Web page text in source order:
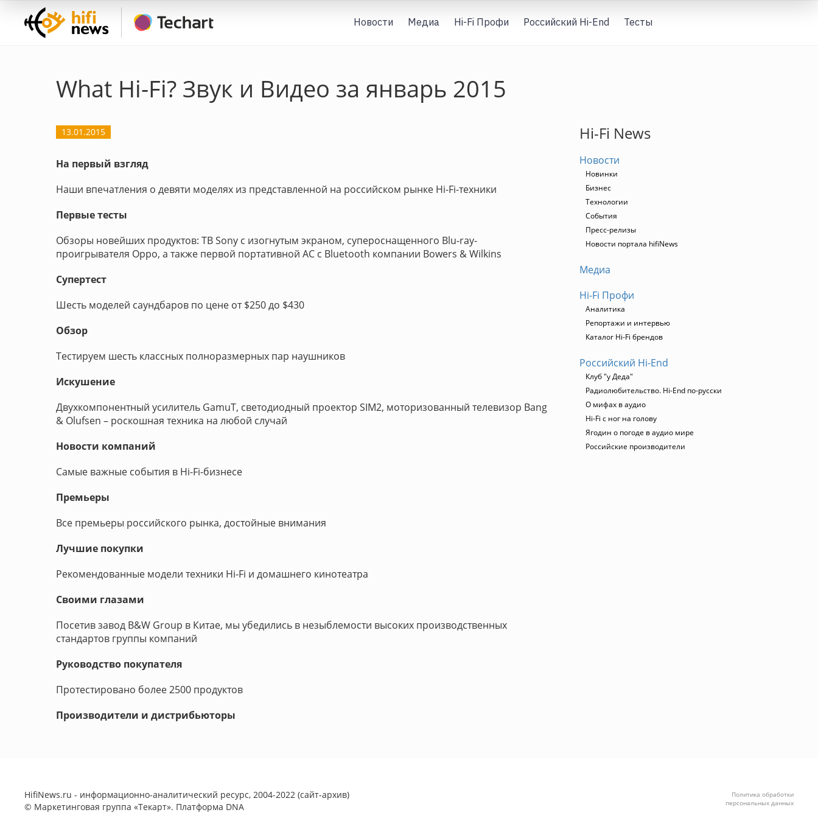
Новости Медиа Hi-Fi Профи Российский Hi-End Тесты
What Hi-Fi? Звук и Видео за январь 2015
13.01.2015
На первый взгляд
Наши впечатления о девяти моделях из представленной на российском рынке Hi-Fi-техники
Первые тесты
Обзоры новейших продуктов: ТВ Sony с изогнутым экраном, супероснащенного Blu-ray-
проигрывателя Oppo, а также первой портативной АС с Bluetooth компании Bowers & Wilkins
Супертест
Шесть моделей саундбаров по цене от $250 до $430
Обзор
Тестируем шесть классных полноразмерных пар наушников
Искушение
Двухкомпонентный усилитель GamuT, светодиодный проектор SIM2, моторизованный телевизор Bang
& Olufsen – роскошная техника на любой случай
Новости компаний
Самые важные события в Hi-Fi-бизнесе
Премьеры
Все премьеры российского рынка, достойные внимания
Лучшие покупки
Рекомендованные модели техники Hi-Fi и домашнего кинотеатра
Своими глазами
Посетив завод B&W Group в Китае, мы убедились в незыблемости высоких производственных
стандартов группы компаний
Руководство покупателя
Протестировано более 2500 продуктов
Производители и дистрибьюторы
Hi-Fi News
Новости
Новинки
Бизнес
Технологии
События
Пресс-релизы
Новости портала hifiNews
Медиа
Hi-Fi Профи
Аналитика
Репортажи и интервью
Каталог Hi-Fi брендов
Российский Hi-End
Клуб "у Деда"
Радиолюбительство. Hi-End по-русски
О мифах в аудио
Hi-Fi с ног на голову
Ягодин о погоде в аудио мире
Российские производители
HifiNews.ru - информационно-аналитический ресурс, 2004-2022 (сайт-архив)
© Маркетинговая группа «Текарт». Платформа DNA
Политика обработки
персональных данных